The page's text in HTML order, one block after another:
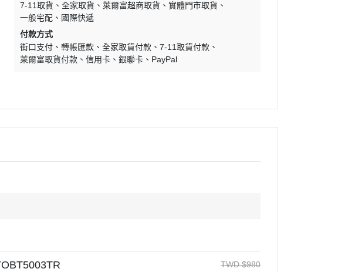
7-11取貨
全家取貨 萊爾富超商取貨
實體門市取貨
一般宅配
國際快遞
付款方式
街口支付
轉帳匯款 全家取貨付款
7-11取貨付款
萊爾富取貨付款
信用卡 銀聯卡 PayPal
TWD $980